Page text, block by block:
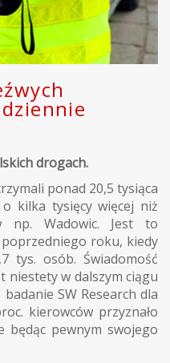
drogach.
ponad 20,5 tysiąca
kilka tysięcy więcej niż
np. Wadowic. Jest to
roku, kiedy
tys. osób. Świadomość
niestety w dalszym ciągu
SW Research dla
kierowców przyznało
pewnym swojego